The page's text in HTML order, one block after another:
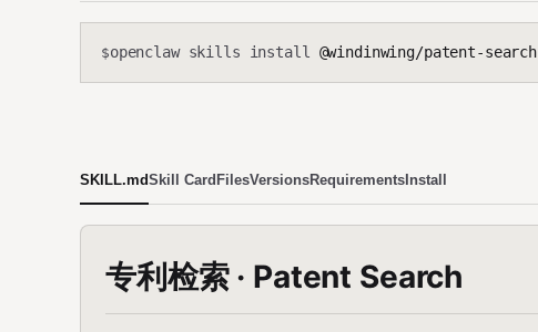
$openclaw skills install @windinwing/patent-search
SKILL.mdSkill CardFilesVersionsRequirementsInstall
专利检索 · Patent Search